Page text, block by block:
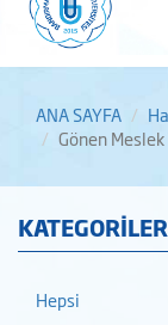
ANA SAYFA
Gönen
KATEGORİLER
Hepsi